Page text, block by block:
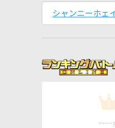
シャンニーホェ
1
----